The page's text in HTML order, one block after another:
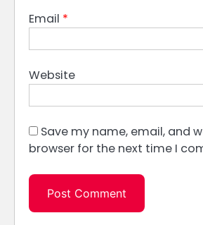
Email *
Website
Save my name, email, and
browser for the next time I